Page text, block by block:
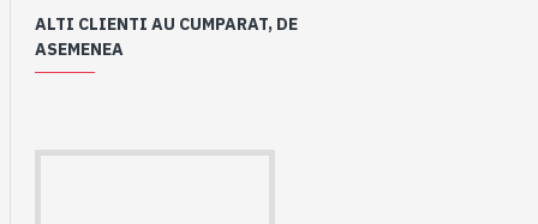
ALTI CLIENTI AU CUMPARAT, DE
ASEMENEA